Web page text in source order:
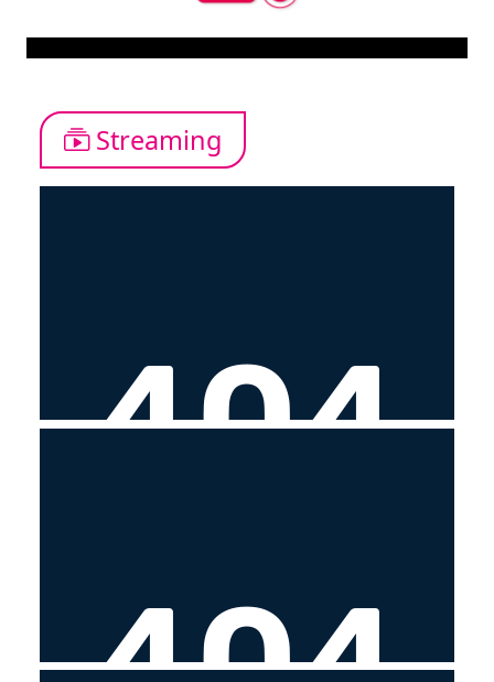
Streaming